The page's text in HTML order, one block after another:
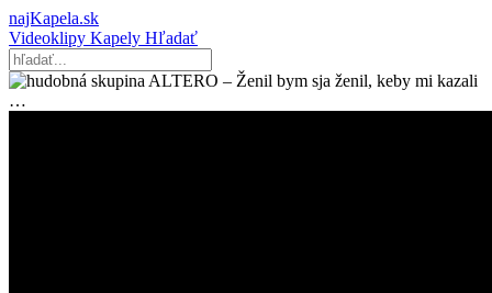
najKapela.sk
Videoklipy Kapely Hľadať